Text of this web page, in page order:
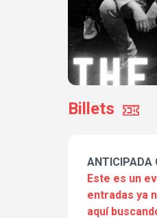
Billets
ANTICIPADA
Este es un
entradas ya
aquí